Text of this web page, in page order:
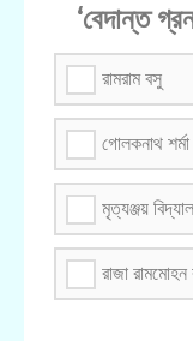
‘বেদান্ত
রামরাম বসু
গোলকনাথ শর্মা
মৃত্যঞ্জয়
রাজা রামমোহন